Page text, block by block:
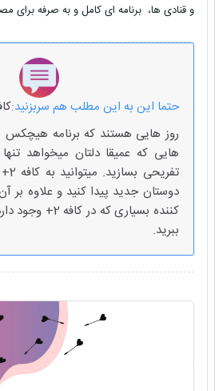
و قنادی ها، برنامه ای کامل و به صرفه برای
حتما این به این مطلب هم سربزنید:
روز هایی هستند که برنامه هیچکس
هایی که عمیقا دلتان میخواهد
دوستان جدید پیدا کنید و علاوه بر
کننده بسیاری که
ببرید.